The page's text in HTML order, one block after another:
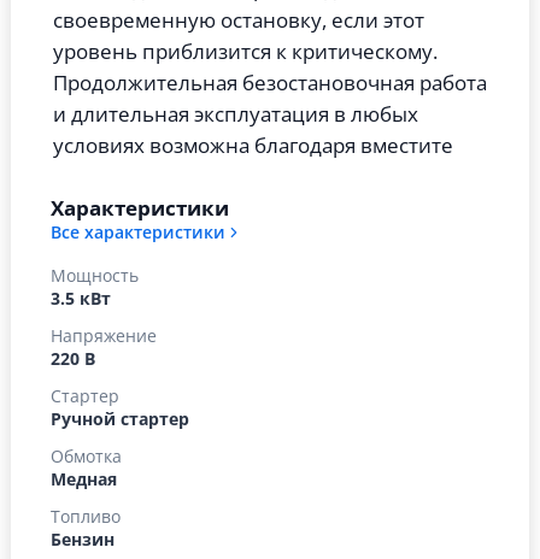
своевременную остановку, если этот
уровень приблизится к критическому.
Продолжительная безостановочная работа
и длительная эксплуатация в любых
условиях возможна благодаря вместите
Характеристики
Все характеристики
Мощность
3.5 кВт
Напряжение
220 В
Стартер
Ручной стартер
Обмотка
Медная
Топливо
Бензин